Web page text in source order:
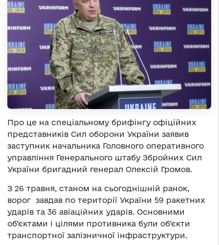
Про це на спеціальному брифінгу офіційних
представників Сил оборони України заявив
заступник начальника Головного оперативного
управління Генерального штабу Збройних Сил
України бригадний генерал Олексій Громов.
З 26 травня, станом на сьогоднішній ранок,
ворог завдав по території України 59 ракетних
ударів та 36 авіаційних ударів. Основними
об’єктами і цілями противника були об’єкти
транспортної залізничної інфраструктури.